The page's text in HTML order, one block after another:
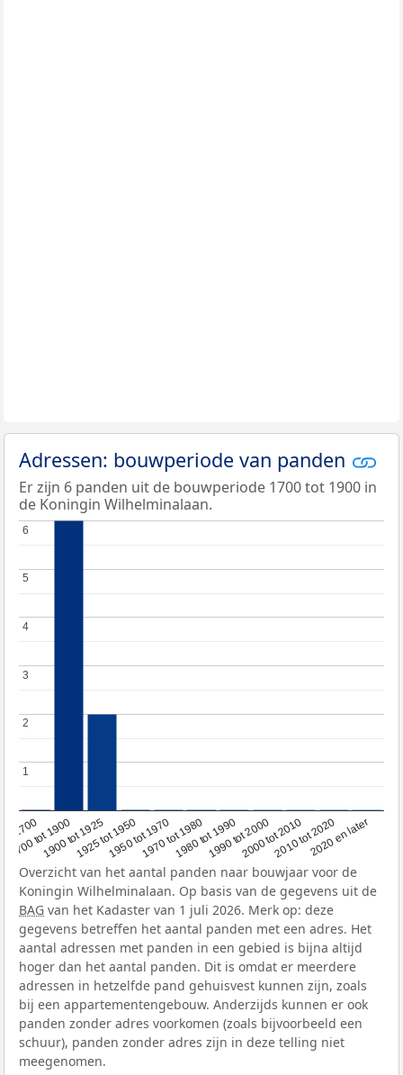
Adressen: bouwperiode van panden
Er zijn 6 panden uit de bouwperiode 1700 tot 1900 in
de Koningin Wilhelminalaan.
1700
1700 tot 1900
1900 tot 19251925 tot 19501950 tot 19701970 tot 19801980 tot 19901990 tot 20002000 tot 20102010 tot 20202020 en later
1
1
2
2
3
3
4
4
5
5
6
6
Overzicht van het aantal panden naar bouwjaar voor de
Koningin Wilhelminalaan. Op basis van de gegevens uit de
BAG van het Kadaster van 1 juli 2026. Merk op: deze
gegevens betreffen het aantal panden met een adres. Het
aantal adressen met panden in een gebied is bijna altijd
hoger dan het aantal panden. Dit is omdat er meerdere
adressen in hetzelfde pand gehuisvest kunnen zijn, zoals
bij een appartementengebouw. Anderzijds kunnen er ook
panden zonder adres voorkomen (zoals bijvoorbeeld een
schuur), panden zonder adres zijn in deze telling niet
meegenomen.